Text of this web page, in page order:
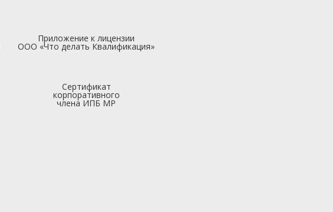
Приложение к лицензии
ООО «Что делать Квалификация»
Сертификат
корпоративного
члена ИПБ МР